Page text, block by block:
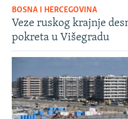
BOSNA I HERCEGOVINA
Veze ruskog krajnje
pokreta u Višegradu